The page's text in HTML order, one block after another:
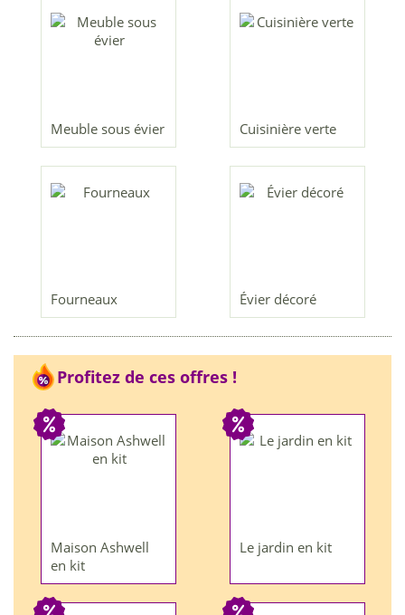
Meuble sous évier Cuisinière verte
Fourneaux Évier décoré
Profitez de ces offres !
Maison Ashwell
en kit
Le jardin en kit